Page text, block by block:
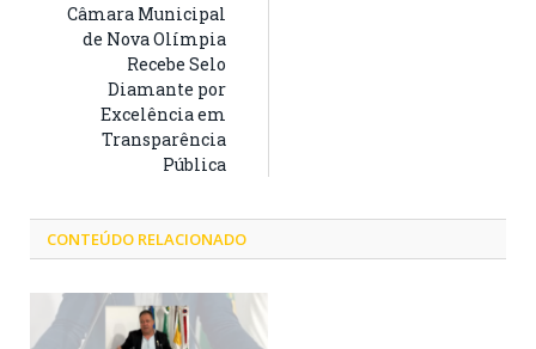
Câmara Municipal
de Nova Olímpia
Recebe Selo
Diamante por
Excelência em
Transparência
Pública
CONTEÚDO RELACIONADO